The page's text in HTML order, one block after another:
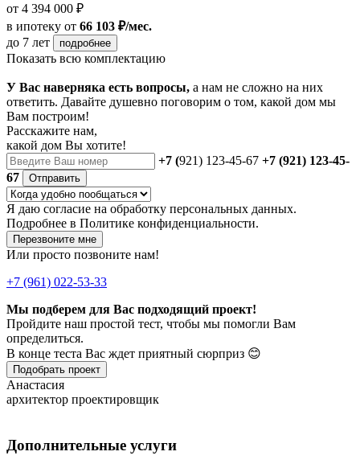
от 4 394 000 ₽
в ипотеку от 66 103 ₽/мес.
до 7 лет
подробнее
Показать всю комплектацию
У Вас наверняка есть вопросы, а нам не сложно на них
ответить. Давайте душевно поговорим о том, какой дом мы
Вам построим!
Расскажите нам,
какой дом Вы хотите!
+7 (921) 123-45-67 +7 (921) 123-45-
67
Отправить
Я даю согласие на обработку персональных данных.
Подробнее в Политике конфиденциальности.
Перезвоните мне
Или просто позвоните нам!
+7 (961) 022-53-33
Мы подберем для Вас подходящий проект!
Пройдите наш простой тест, чтобы мы помогли Вам
определиться.
В конце теста Вас ждет приятный сюрприз 😊
Подобрать проект
Анастасия
архитектор проектировщик
Дополнительные услуги